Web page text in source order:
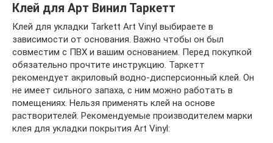
Клей для Арт Винил Таркетт
Клей для укладки Tarkett Art Vinyl выбираете в
зависимости от основания. Важно чтобы он был
совместим с ПВХ и вашим основанием. Перед покупкой
обязательно прочтите инструкцию. Таркетт
рекомендует акриловый водно-дисперсионный клей. Он
не имеет сильного запаха, с ним можно работать в
помещениях. Нельзя применять клей на основе
растворителей. Рекомендуемые производителем марки
клея для укладки покрытия Art Vinyl: